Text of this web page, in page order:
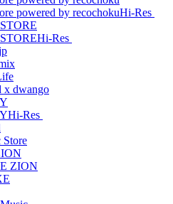
Hi-Res
Hi-Res
Hi-Res